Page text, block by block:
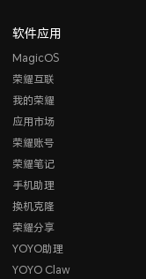
软件应用
MagicOS
荣耀互联
我的荣耀
应用市场
荣耀账号
荣耀笔记
手机助理
换机克隆
荣耀分享
YOYO助理
YOYO Claw